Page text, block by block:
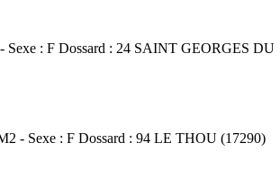
Sexe : F Dossard : 24 SAINT GEORGES DU
- Sexe : F Dossard : 94 LE THOU (17290)